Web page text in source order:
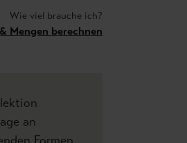
Wie viel brauche ich?
Mengen berechnen
an